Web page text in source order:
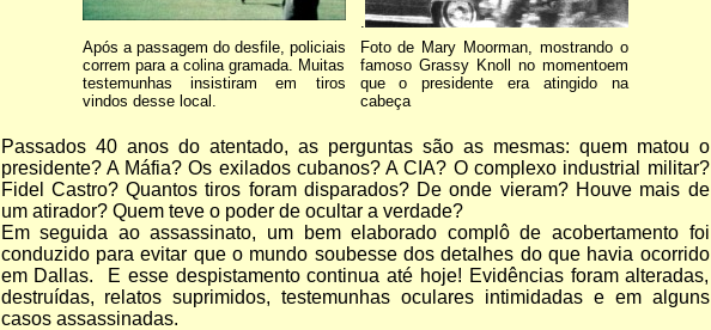
.
Após a passagem do desfile, policiais
correm para a colina gramada. Muitas
testemunhas insistiram em tiros
vindos desse local.
Foto de Mary Moorman, mostrando o
famoso Grassy Knoll no momentoem
que o presidente era atingido na
cabeça
Passados 40 anos do atentado, as perguntas são as mesmas: quem matou o
presidente? A Máfia? Os exilados cubanos? A CIA? O complexo industrial militar?
Fidel Castro? Quantos tiros foram disparados? De onde vieram? Houve mais de
um atirador? Quem teve o poder de ocultar a verdade?
Em seguida ao assassinato, um bem elaborado complô de acobertamento foi
conduzido para evitar que o mundo soubesse dos detalhes do que havia ocorrido
em Dallas. E esse despistamento continua até hoje! Evidências foram alteradas,
destruídas, relatos suprimidos, testemunhas oculares intimidadas e em alguns
casos assassinadas.